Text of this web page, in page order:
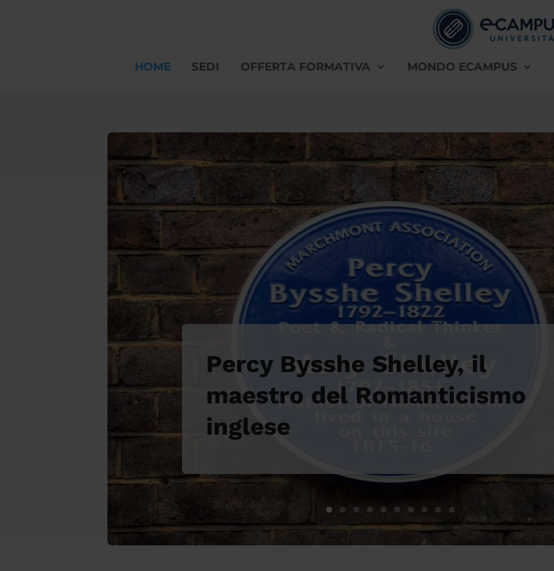
HOME SEDI OFFERTA FORMATIVA MONDO ECAMPUS
Percy Bysshe Shelley, il
maestro del Romanticismo
inglese